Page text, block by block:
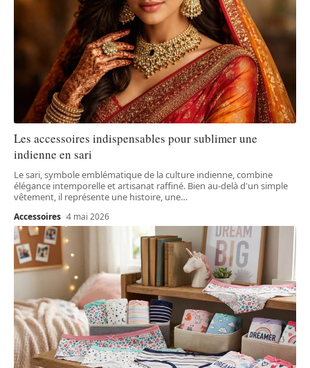
Les accessoires indispensables pour sublimer une
indienne en sari
Le sari, symbole emblématique de la culture indienne, combine
élégance intemporelle et artisanat raffiné. Bien au-delà d'un simple
vêtement, il représente une histoire, une…
Accessoires 4 mai 2026